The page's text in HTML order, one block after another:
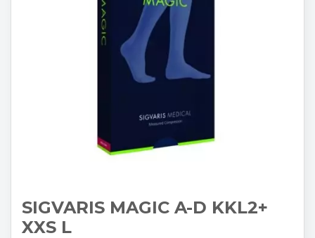
SIGVARIS MAGIC A-D KKL2+
XXS L